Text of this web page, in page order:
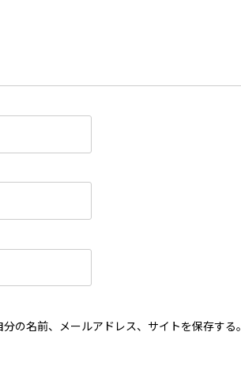
の名前、メールアドレス、サイトを保存する。